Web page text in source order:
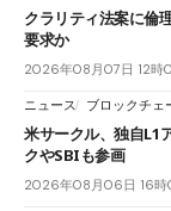
クラリティ法案に倫
要求か
2026年08月07日 12時
ニュース ブロックチェ
米サークル、独自L1
クやSBIも参画
2026年08月06日 16時